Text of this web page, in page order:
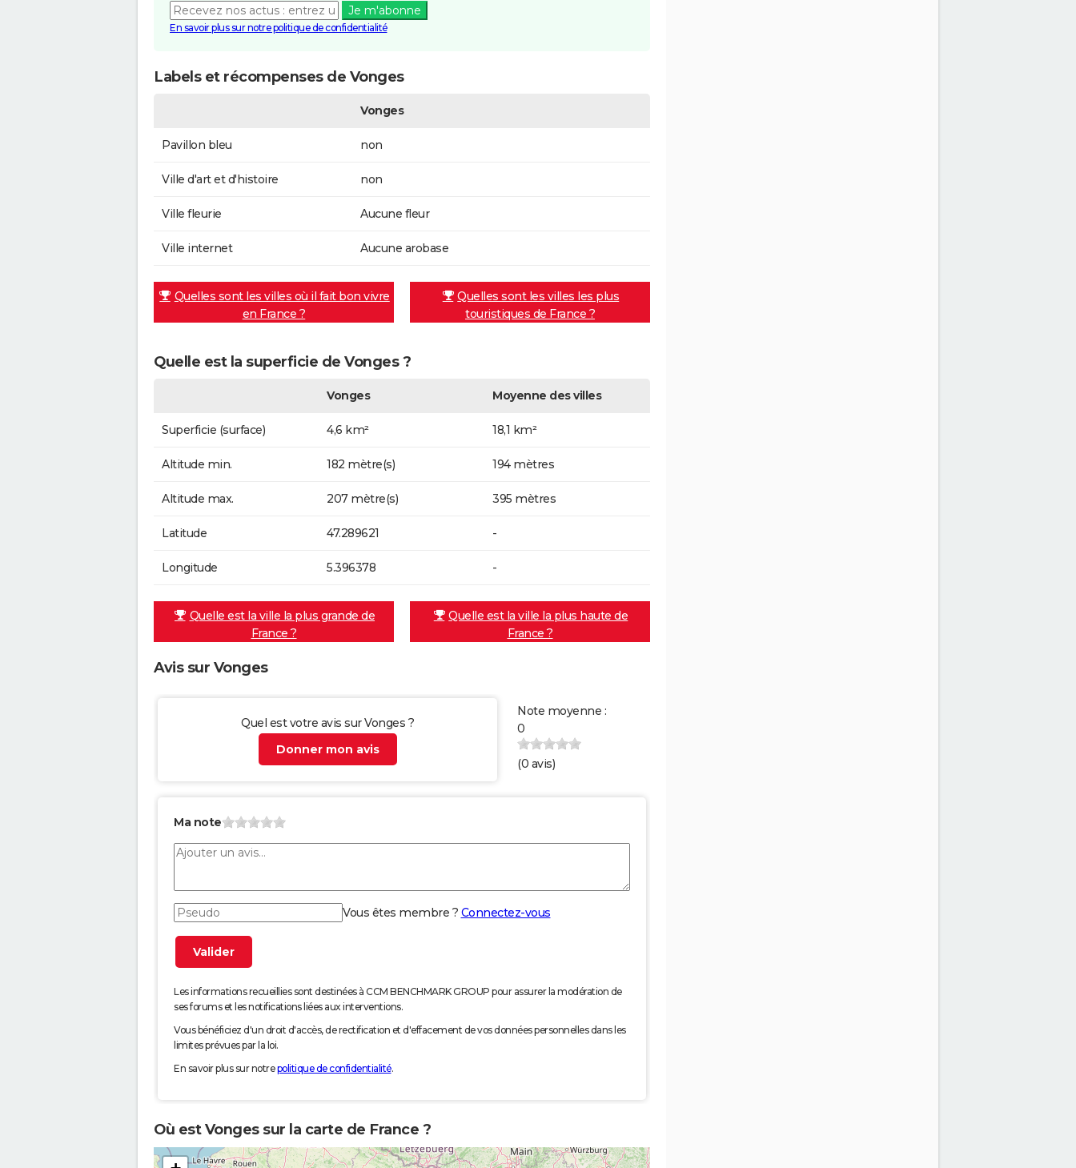
Je m'abonne
En savoir plus sur notre politique de confidentialité
Labels et récompenses de Vonges
Vonges
Pavillon bleu non
Ville d'art et d'histoire non
Ville fleurie Aucune fleur
Ville internet Aucune arobase
Quelles sont les villes où il fait bon vivre
en France ?
Quelles sont les villes les plus
touristiques de France ?
Quelle est la superficie de Vonges ?
Vonges Moyenne des villes
Superficie (surface) 4,6 km² 18,1 km²
Altitude min. 182 mètre(s) 194 mètres
Altitude max. 207 mètre(s) 395 mètres
Latitude 47.289621 -
Longitude 5.396378 -
Quelle est la ville la plus grande de
France ?
Quelle est la ville la plus haute de
France ?
Avis sur Vonges
Quel est votre avis sur Vonges ?
Donner mon avis
Note moyenne :
0
(0 avis)
Ma note
Vous êtes membre ? Connectez-vous
Les informations recueillies sont destinées à CCM BENCHMARK GROUP pour assurer la modération de
ses forums et les notifications liées aux interventions.
Vous bénéficiez d'un droit d'accès, de rectification et d'effacement de vos données personnelles dans les
limites prévues par la loi.
En savoir plus sur notrepolitique de confidentialité.
Où est Vonges sur la carte de France ?